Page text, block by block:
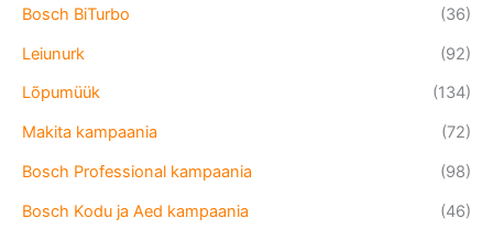
Bosch BiTurbo
(36)
Leiunurk
(92)
Lõpumüük
(134)
Makita kampaania
(72)
Bosch Professional kampaania
(98)
Bosch Kodu ja Aed kampaania
(46)